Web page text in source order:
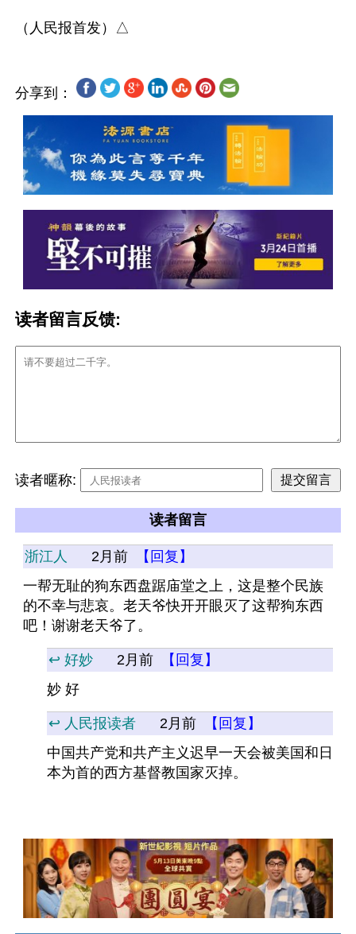
分享到：
读者留言反馈:
读者暱称:
读者留言
浙江人 2月前
【回复】
一帮无耻的狗东西盘踞庙堂之上，这是整个民族
的不幸与悲哀。老天爷快开开眼灭了这帮狗东西
吧！谢谢老天爷了。
↩️ 好妙 2月前
【回复】
妙 好
↩️ 人民报读者 2月前
【回复】
中国共产党和共产主义迟早一天会被美国和日
本为首的西方基督教国家灭掉。